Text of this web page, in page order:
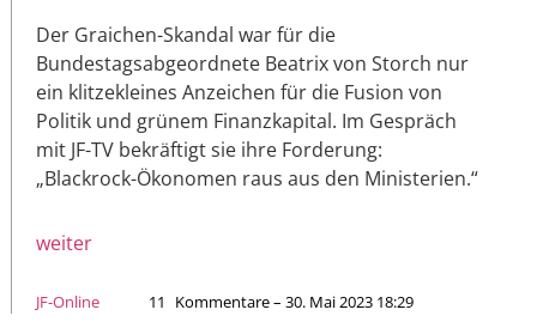
Der Graichen-Skandal war für die
Bundestagsabgeordnete Beatrix von Storch nur
ein klitzekleines Anzeichen für die Fusion von
Politik und grünem Finanzkapital. Im Gespräch
mit JF-TV bekräftigt sie ihre Forderung:
„Blackrock-Ökonomen raus aus den Ministerien.“
weiter
JF-Online 11 Kommentare – 30. Mai 2023 18:29